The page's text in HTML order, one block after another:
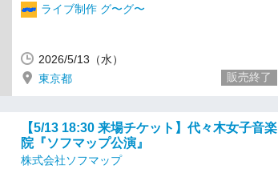
ライブ制作 グ〜グ〜
2026/5/13（水）
東京都
販売終了
【5/13 18:30 来場チケット】代々木女子音楽
院『ソフマップ公演』
株式会社ソフマップ